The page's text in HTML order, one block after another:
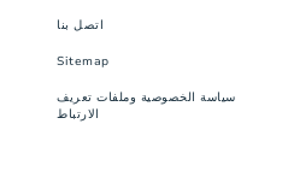
اتصل بنا
Sitemap
سياسة الخصوصية وملفات تعريف
الارتباط